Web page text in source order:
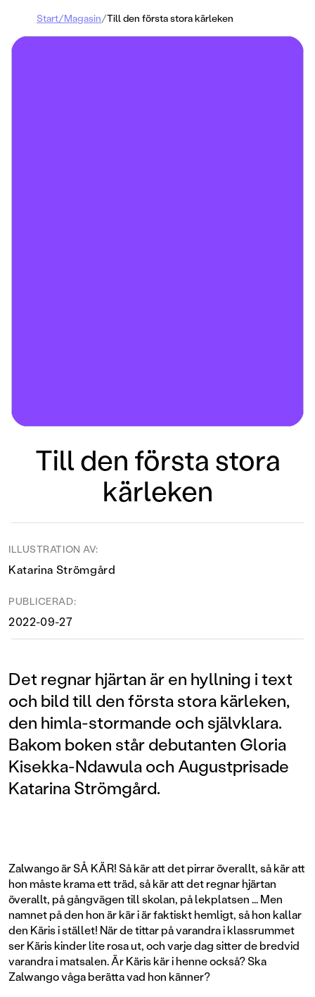
Start/Magasin/Till den första stora kärleken
Till den första stora
kärleken
ILLUSTRATION AV:
Katarina Strömgård
PUBLICERAD:
2022-09-27
Det regnar hjärtan är en hyllning i text
och bild till den första stora kärleken,
den himla-stormande och självklara.
Bakom boken står debutanten Gloria
Kisekka-Ndawula och Augustprisade
Katarina Strömgård.
Zalwango är SÅ KÄR! Så kär att det pirrar överallt, så kär att
hon måste krama ett träd, så kär att det regnar hjärtan
överallt, på gångvägen till skolan, på lekplatsen ... Men
namnet på den hon är kär i är faktiskt hemligt, så hon kallar
den Käris i stället! När de tittar på varandra i klassrummet
ser Käris kinder lite rosa ut, och varje dag sitter de bredvid
varandra i matsalen. Är Käris kär i henne också? Ska
Zalwango våga berätta vad hon känner?